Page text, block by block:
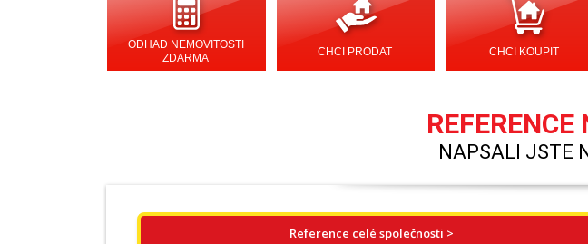
ODHAD NEMOVITOSTI
ZDARMA
CHCI PRODAT CHCI KOUPIT
NAPSALI JSTE
Reference celé společnosti >